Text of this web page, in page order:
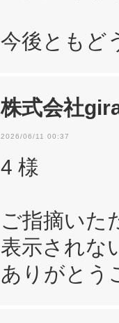
今後ともど
株式会社
2026/06/11 00:37
4 様
ご指摘いた
表示されな
ありがとう